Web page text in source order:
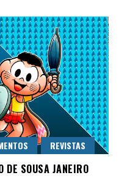
REVISTAS
SOUSA JANEIRO